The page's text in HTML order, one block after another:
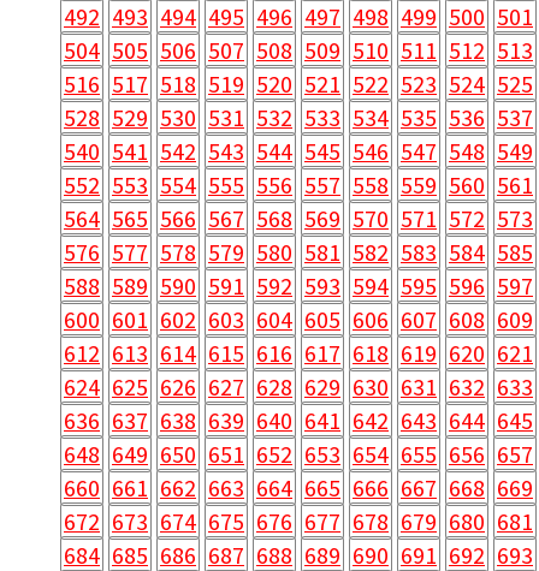
492 493 494 495 496 497 498 499 500 501
504 505 506 507 508 509 510 511 512 513
516 517 518 519 520 521 522 523 524 525
528 529 530 531 532 533 534 535 536 537
540 541 542 543 544 545 546 547 548 549
552 553 554 555 556 557 558 559 560 561
564 565 566 567 568 569 570 571 572 573
576 577 578 579 580 581 582 583 584 585
588 589 590 591 592 593 594 595 596 597
600 601 602 603 604 605 606 607 608 609
612 613 614 615 616 617 618 619 620 621
624 625 626 627 628 629 630 631 632 633
636 637 638 639 640 641 642 643 644 645
648 649 650 651 652 653 654 655 656 657
660 661 662 663 664 665 666 667 668 669
672 673 674 675 676 677 678 679 680 681
684 685 686 687 688 689 690 691 692 693